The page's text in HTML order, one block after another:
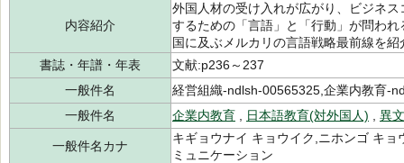
内容紹介
外国人材の受け入れが広がり、ビジネ
するための「言語」と「行動」が問わ
国に及ぶメルカリの言語戦略最前線を紹
書誌・年譜・年表
文献:p236～237
一般件名
経営組織-ndlsh-00565325,企業内教育-
一般件名
企業内教育 日本語教育(対外国人) 異
一般件名カナ
キギョウナイ キョウイク,ニホンゴ キ
ミュニケーション